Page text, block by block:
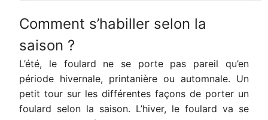
Comment s’habiller selon la
saison ?
L’été, le foulard ne se porte pas pareil qu’en
période hivernale, printanière ou automnale. Un
petit tour sur les différentes façons de porter un
foulard selon la saison. L’hiver, le foulard va se